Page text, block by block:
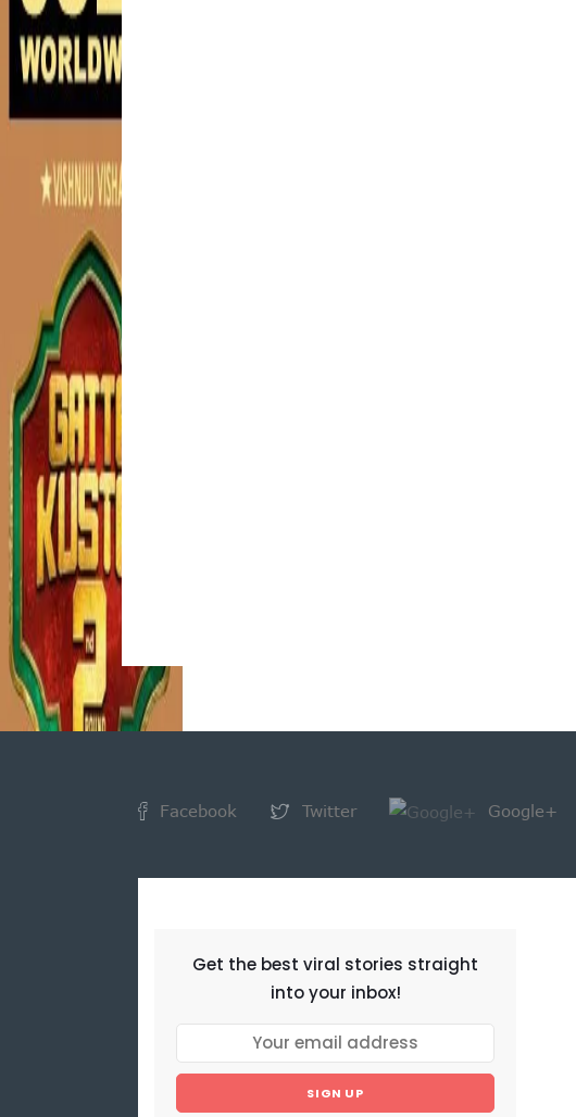
Facebook Twitter Google+
Get the best viral stories straight
into your inbox!
SIGN UP